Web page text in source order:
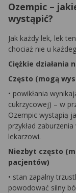
Ozempic –
wystąpić?
Jak każdy lek, lek
chociaż nie u
Ciężkie działania
Często (mogą
• powikłania
cukrzycowej) – w
Ozempic wystąpią
przykład
lekarzowi.
Niezbyt często
pacjentów)
• stan zapalny
powodować silny